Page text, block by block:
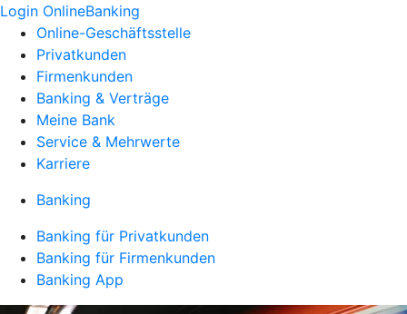
Login OnlineBanking
Online-Geschäftsstelle
Privatkunden
Firmenkunden
Banking & Verträge
Meine Bank
Service & Mehrwerte
Karriere
Banking
Banking für Privatkunden
Banking für Firmenkunden
Banking App